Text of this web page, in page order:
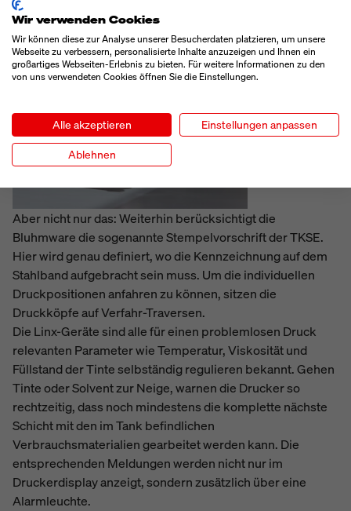
DATEN UND DRUCKPOSITION
Aber nicht nur das: Weiterhin berücksichtigt die
Bluhmware die sogenannte Stempelvorschrift der TKSE.
Hier wird genau definiert, wo die Kennzeichnung auf dem
Stahlband aufgebracht sein muss. Um die individuellen
Druckpositionen anfahren zu können, sitzen die
Druckköpfe auf Verfahr-Traversen.
Die Linx-Geräte sind alle für einen problemlosen Druck
relevanten Parameter wie Temperatur, Viskosität und
Füllstand der Tinte selbständig regulieren bekannt. Gehen
Tinte oder Solvent zur Neige, warnen die Drucker so
rechtzeitig, dass noch mindestens die komplette nächste
Schicht mit den im Tank befindlichen
Verbrauchsmaterialien gearbeitet werden kann. Die
entsprechenden Meldungen werden nicht nur im
Druckerdisplay anzeigt, sondern zusätzlich über eine
Alarmleuchte.
Wir verwenden Cookies
Wir können diese zur Analyse unserer Besucherdaten platzieren, um unsere
Webseite zu verbessern, personalisierte Inhalte anzuzeigen und Ihnen ein
großartiges Webseiten-Erlebnis zu bieten. Für weitere Informationen zu den
von uns verwendeten Cookies öffnen Sie die Einstellungen.
Alle akzeptieren Einstellungen anpassen
Ablehnen